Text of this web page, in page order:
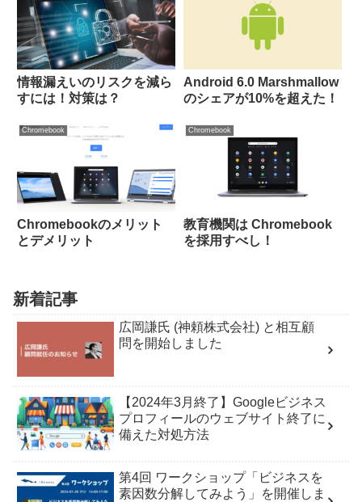
情報漏えいのリスクを減ら
すには！対策は？
Android 6.0 Marshmallow
のシェアが10%を超えた！
Chromebook
Chromebookのメリット
とデメリット
Chromebook
教育機関は Chromebook
を採用すべし！
新着記事
広岡謙氏 (神頼株式会社) と相互顧
問を開始しました
【2024年3月終了】Googleビジネス
プロフィールのウェブサイト終了に
備えた対処方法
第4回 ワークショップ「ビジネスを
素因数分解してみよう」を開催しま